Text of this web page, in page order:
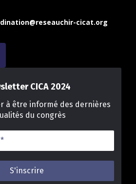
cicat.org
CICA 2024
à être informé des dernières
du congrès